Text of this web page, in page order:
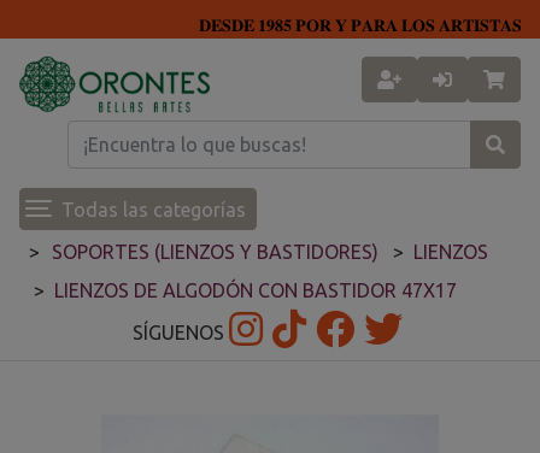
𝐃𝐄𝐒𝐃𝐄 𝟏𝟗𝟖𝟓 𝐏𝐎𝐑 𝐘 𝐏𝐀𝐑𝐀 𝐋𝐎𝐒 𝐀𝐑𝐓𝐈𝐒𝐓𝐀𝐒
Todas las categorías
SOPORTES (LIENZOS Y BASTIDORES)
LIENZOS
LIENZOS DE ALGODÓN CON BASTIDOR 47X17
SÍGUENOS